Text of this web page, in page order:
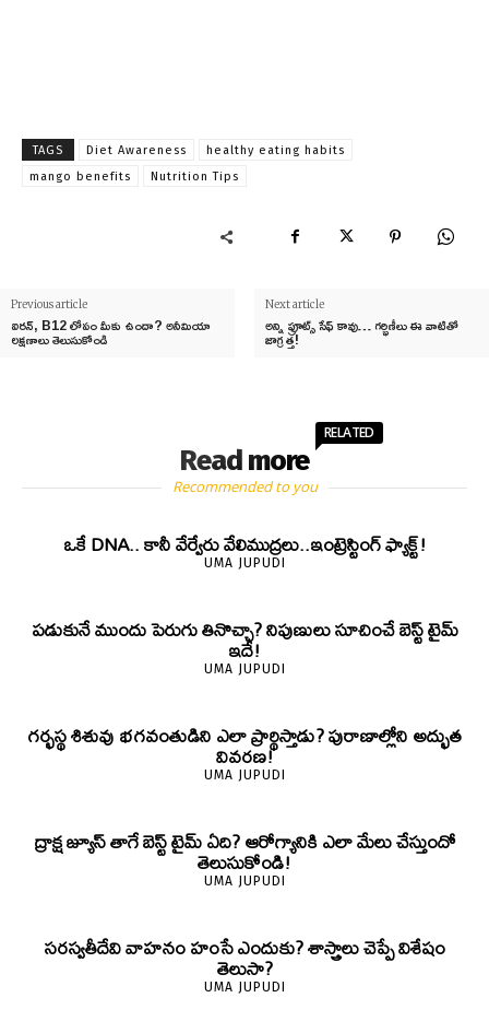
TAGS Diet Awareness
healthy eating habits
mango benefits
Nutrition Tips
Previous article
ఐరన్, B12 లోపం మీకు ఉందా? అనీమియా
లక్షణాలు తెలుసుకోండి
Next article
అన్ని ఫ్రూట్స్ సేఫ్ కావు… గర్భిణీలు ఈ వాటితో
జాగ్రత్త!
Read more
RELATED
Recommended to you
ఒకే DNA.. కానీ వేర్వేరు వేలిముద్రలు..ఇంట్రెస్టింగ్ ఫ్యాక్ట్!
UMA JUPUDI
పడుకునే ముందు పెరుగు తినొచ్చా? నిపుణులు సూచించే బెస్ట్ టైమ్
ఇదే!
UMA JUPUDI
గర్భస్థ శిశువు భగవంతుడిని ఎలా ప్రార్థిస్తాడు? పురాణాల్లోని అద్భుత
వివరణ!
UMA JUPUDI
ద్రాక్ష జ్యూస్ తాగే బెస్ట్ టైమ్ ఏది? ఆరోగ్యానికి ఎలా మేలు చేస్తుందో
తెలుసుకోండి!
UMA JUPUDI
సరస్వతీదేవి వాహనం హంసే ఎందుకు? శాస్త్రాలు చెప్పే విశేషం
తెలుసా?
UMA JUPUDI